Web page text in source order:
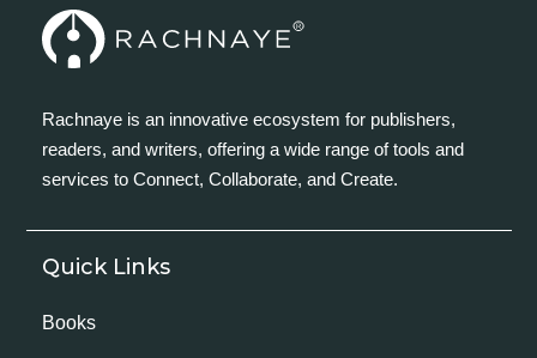
Rachnaye is an innovative ecosystem for publishers,
readers, and writers, offering a wide range of tools and
services to Connect, Collaborate, and Create.
Quick Links
Books